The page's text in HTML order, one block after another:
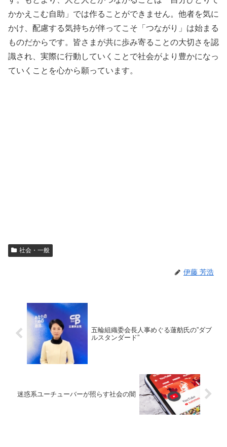
かかえこむ自助」では作ることができません。他者を気に
かけ、配慮する気持ちが伴ってこそ「つながり」は始まる
ものだからです。皆さまが共に歩み寄ることの大切さを認
識され、実際に行動していくことで社会がより豊かになっ
ていくことを心から願っています。
社会・一般
伊藤 芳浩
五輪組織委会長人事めぐる蓮舫氏の”ダブ
ルスタンダード”
迷惑系ユーチューバーが照らす社会の闇